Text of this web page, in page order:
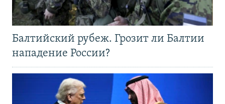
Балтийский рубеж. Грозит ли Балтии
нападение России?